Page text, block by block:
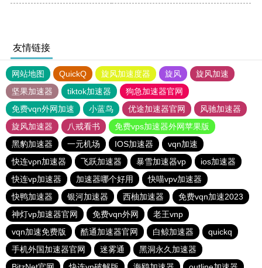
友情链接
网站地图 QuickQ 旋风加速度器 旋风
旋风加速
坚果加速器
tiktok加速器
狗急加速器官网
免费vqn外网加速
小蓝鸟 优途加速器官网
风驰加速器
旋风加速器
八戒看书
免费vps加速器外网苹果版
黑豹加速器
一元机场 IOS加速器
vqn加速
快连vρn加速器
飞跃加速器 暴雪加速器vp
ios加速器
快连vp加速器
加速器哪个好用
快喵vpv加速器
快鸭加速器
银河加速器 西柚加速器
免费vqn加速2023
神灯vp加速器官网
免费vqn外网
老王vnp
vqn加速免费版
酷通加速器官网 白鲸加速器
quickq
手机外国加速器官网
迷雾通
黑洞永久加速器